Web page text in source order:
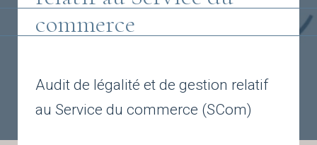
commerce
Audit de légalité et de gestion relatif
au Service du commerce (SCom)